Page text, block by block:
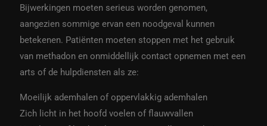
Bijwerkingen moeten serieus worden genomen,
aangezien sommige ervan een noodgeval kunnen
betekenen. Patiënten moeten stoppen met het gebruik
van methadon en onmiddellijk contact opnemen met een
arts of de hulpdiensten als ze:
Moeilijk ademhalen of oppervlakkig ademhalen
Zich licht in het hoofd voelen of flauwvallen